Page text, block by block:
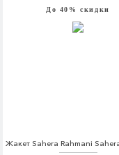
До 40% скидки